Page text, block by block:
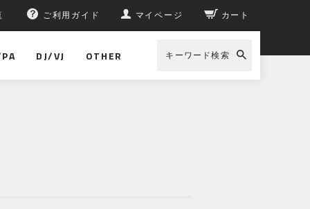
ご利用ガイド マイページ カート
DJ/VJ OTHER キーワード検索